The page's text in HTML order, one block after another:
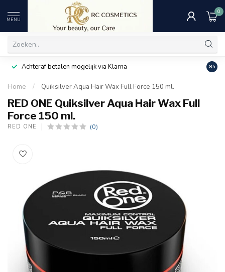
MENU
0
Achteraf betalen mogelijk via Klarna 8.5
Home / Quiksilver Aqua Hair Wax Full Force 150 ml.
RED ONE Quiksilver Aqua Hair Wax Full
Force 150 ml.
RED ONE (0)